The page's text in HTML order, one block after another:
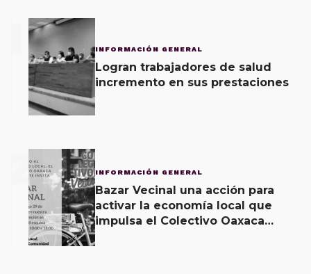
INFORMACIÓN GENERAL
Logran trabajadores de salud
incremento en sus prestaciones
2 INFORMACIÓN GENERAL
Bazar Vecinal una acción para
activar la economía local que
impulsa el Colectivo Oaxaca